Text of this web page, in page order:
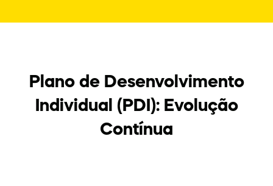
Plano de Desenvolvimento
Individual (PDI): Evolução
Contínua